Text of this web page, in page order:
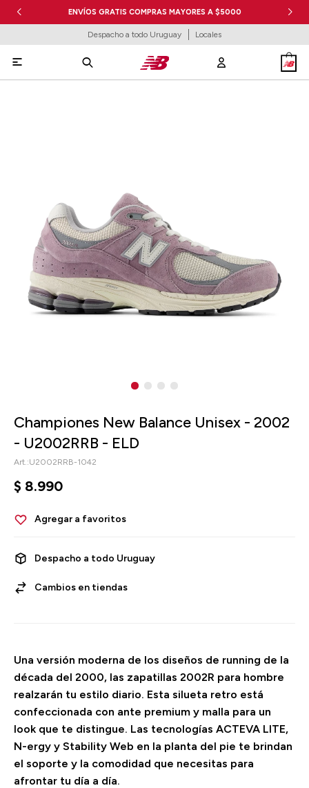
ENVÍOS GRATIS COMPRAS MAYORES A $5000
Despacho a todo Uruguay Locales

Championes New Balance Unisex - 2002
- U2002RRB - ELD
U2002RRB-1042
$ 8.990
Despacho a todo Uruguay
Cambios en tiendas
Una versión moderna de los diseños de running de la
década del 2000, las zapatillas 2002R para hombre
realzarán tu estilo diario. Esta silueta retro está
confeccionada con ante premium y malla para un
look que te distingue. Las tecnologías ACTEVA LITE,
N-ergy y Stability Web en la planta del pie te brindan
el soporte y la comodidad que necesitas para
afrontar tu día a día.